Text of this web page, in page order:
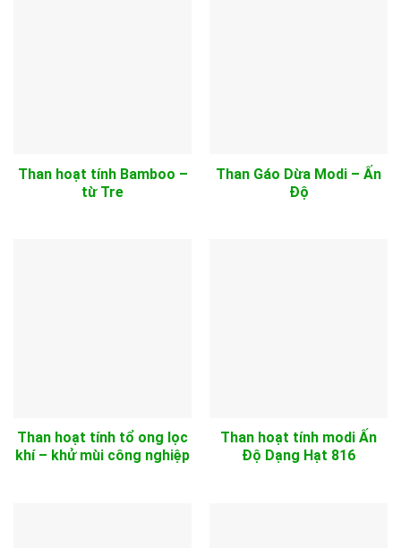
Than hoạt tính Bamboo –
từ Tre
Than Gáo Dừa Modi – Ấn
Độ
Than hoạt tính tổ ong lọc
khí – khử mùi công nghiệp
Than hoạt tính modi Ấn
Độ Dạng Hạt 816